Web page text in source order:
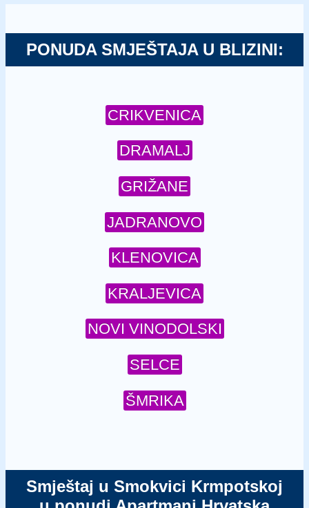
PONUDA SMJEŠTAJA U BLIZINI:
CRIKVENICA
DRAMALJ
GRIŽANE
JADRANOVO
KLENOVICA
KRALJEVICA
NOVI VINODOLSKI
SELCE
ŠMRIKA
Smještaj u Smokvici Krmpotskoj